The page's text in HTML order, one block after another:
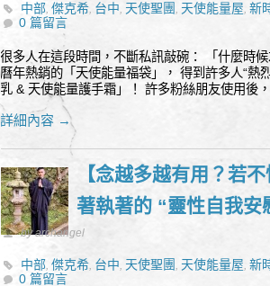
中部,傑克希, 台中, 天使聖團, 天使能量屋,新
0 篇留言
很多人在這段時間，不斷私訊敲碗： 「什麼時
曆年熱銷的「天使能量福袋」， 得到許多人“熱
乳 & 天使能量護手霜」！ 許多粉絲朋友使用後
詳細內容 →
【念越多越有用？若
著執著的 “靈性自我安
by archangel
中部,傑克希, 台中, 天使聖團, 天使能量屋,新
0 篇留言